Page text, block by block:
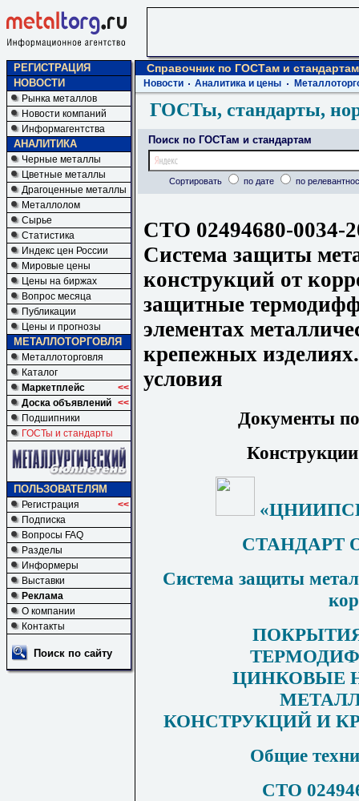
РЕГИСТРАЦИЯ
НОВОСТИ
Рынка металлов
Новости компаний
Информагентства
АНАЛИТИКА
Черные металлы
Цветные металлы
Драгоценные металлы
Металлолом
Сырье
Статистика
Индекс цен России
Мировые цены
Цены на биржах
Вопрос месяца
Публикации
Цены и прогнозы
МЕТАЛЛОТОРГОВЛЯ
Металлоторговля
Каталог
Маркетплейс
<<
Доска объявлений <<
Подшипники
ГОСТы и стандарты
ПОЛЬЗОВАТЕЛЯМ
Регистрация
<<
Подписка
Вопросы FAQ
Разделы
Информеры
Выставки
Реклама
О компании
Контакты
Поиск по сайту
Справочник по ГОСТам и стандартам
Новости Аналитика и цены
ГОСТы, стандарты,
Поиск по ГОСТам и стандартам
Сортировать по дате по
СТО 02494680-0034-
Система защиты
конструкций от
защитные
элементах
крепежных
условия
Документы
«ЦНИИПСК
СТАНДАРТ
Система защиты
ЦИНКОВЫЕ
КОНСТРУКЦИЙ И
Общие
СТО